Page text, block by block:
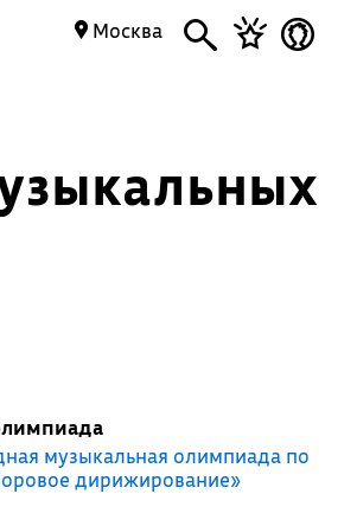
Москва
музыкальная олимпиада по
дирижирование»